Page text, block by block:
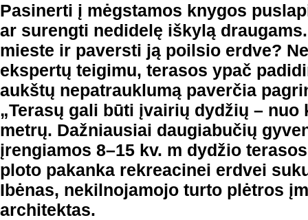
Pasinerti į mėgstamos knygos
ar surengti nedidelę iškylą
mieste ir paversti ją poilsio erdve?
ekspertų teigimu, terasos ypač
aukštų nepatrauklumą paverčia
„Terasų gali būti įvairių dydžių –
metrų. Dažniausiai daugiabučių
įrengiamos 8–15 kv. m dydžio
ploto pakanka rekreacinei erdvei
Ibėnas, nekilnojamojo turto plėtros
architektas.